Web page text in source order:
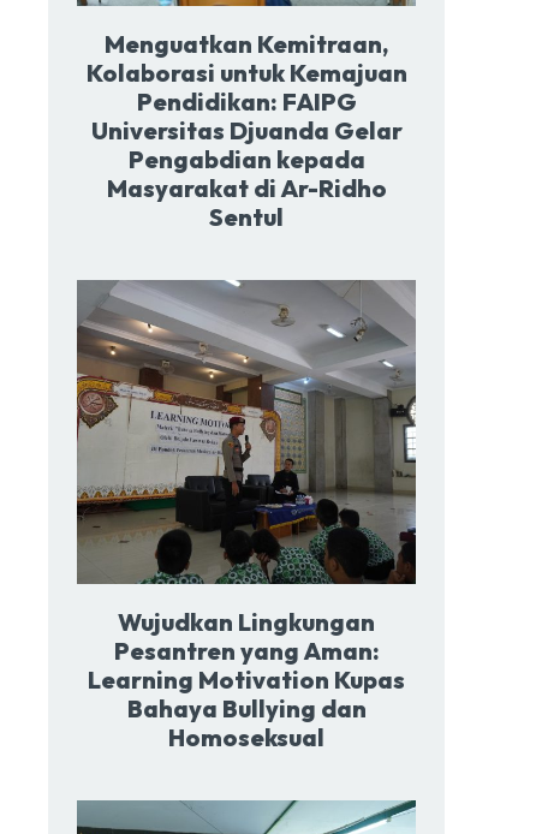
Menguatkan Kemitraan,
Kolaborasi untuk Kemajuan
Pendidikan: FAIPG
Universitas Djuanda Gelar
Pengabdian kepada
Masyarakat di Ar-Ridho
Sentul
Wujudkan Lingkungan
Pesantren yang Aman:
Learning Motivation Kupas
Bahaya Bullying dan
Homoseksual